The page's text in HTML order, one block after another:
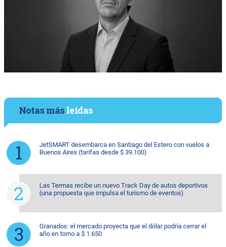
Notas másleídas
JetSMART desembarca en Santiago del Estero con vuelos a
Buenos Aires (tarifas desde $ 39.100)
Las Termas recibe un nuevo Track Day de autos deportivos
(una propuesta que impulsa el turismo de eventos)
Granados: el mercado proyecta que el dólar podría cerrar el
año en torno a $ 1.650